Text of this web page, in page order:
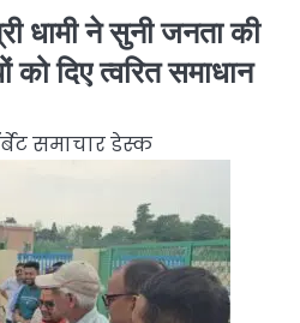
धामी ने सुनी जनता की
को दिए त्वरित समाधान
समाचार डेस्क